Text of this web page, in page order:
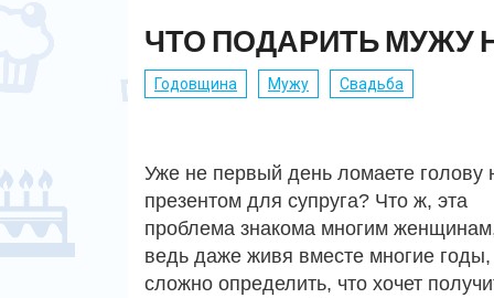
ЧТО ПОДАРИТЬ МУЖУ
Годовщина Мужу Свадьба
Уже не первый день ломаете голову
презентом для супруга? Что ж, эта
проблема знакома многим
ведь даже живя вместе многие годы,
сложно определить, что хочет